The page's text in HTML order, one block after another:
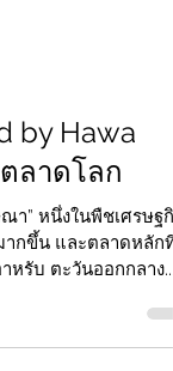
by Hawa
ลาดโลก
รษฐกิจ
กขึ้น และตลาดหลักที่